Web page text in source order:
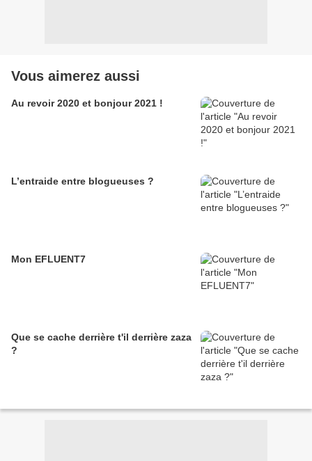
Vous aimerez aussi
Au revoir 2020 et bonjour 2021 !
L’entraide entre blogueuses ?
Mon EFLUENT7
Que se cache derrière t'il derrière zaza
?